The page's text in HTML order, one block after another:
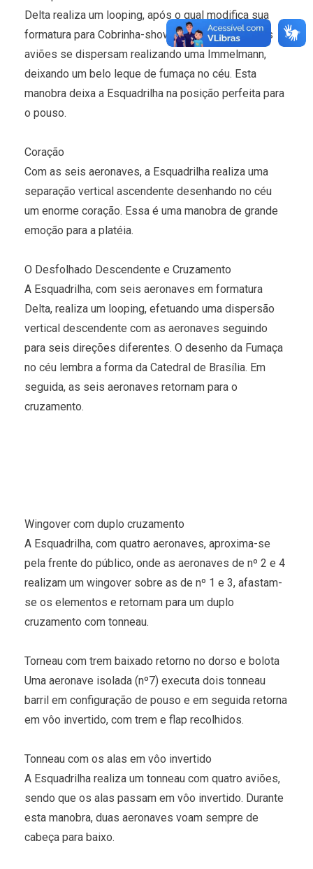
Delta realiza um looping, após o qual modifica sua
formatura para Cobrinha-show. Um após o outro, os
aviões se dispersam realizando uma Immelmann,
deixando um belo leque de fumaça no céu. Esta
manobra deixa a Esquadrilha na posição perfeita para
o pouso.
Coração
Com as seis aeronaves, a Esquadrilha realiza uma
separação vertical ascendente desenhando no céu
um enorme coração. Essa é uma manobra de grande
emoção para a platéia.
O Desfolhado Descendente e Cruzamento
A Esquadrilha, com seis aeronaves em formatura
Delta, realiza um looping, efetuando uma dispersão
vertical descendente com as aeronaves seguindo
para seis direções diferentes. O desenho da Fumaça
no céu lembra a forma da Catedral de Brasília. Em
seguida, as seis aeronaves retornam para o
cruzamento.
Wingover com duplo cruzamento
A Esquadrilha, com quatro aeronaves, aproxima-se
pela frente do público, onde as aeronaves de nº 2 e 4
realizam um wingover sobre as de nº 1 e 3, afastam-
se os elementos e retornam para um duplo
cruzamento com tonneau.
Torneau com trem baixado retorno no dorso e bolota
Uma aeronave isolada (nº7) executa dois tonneau
barril em configuração de pouso e em seguida retorna
em vôo invertido, com trem e flap recolhidos.
Tonneau com os alas em vôo invertido
A Esquadrilha realiza um tonneau com quatro aviões,
sendo que os alas passam em vôo invertido. Durante
esta manobra, duas aeronaves voam sempre de
cabeça para baixo.